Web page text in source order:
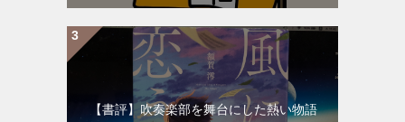
【書評】吹奏楽部を舞台にした熱い物語